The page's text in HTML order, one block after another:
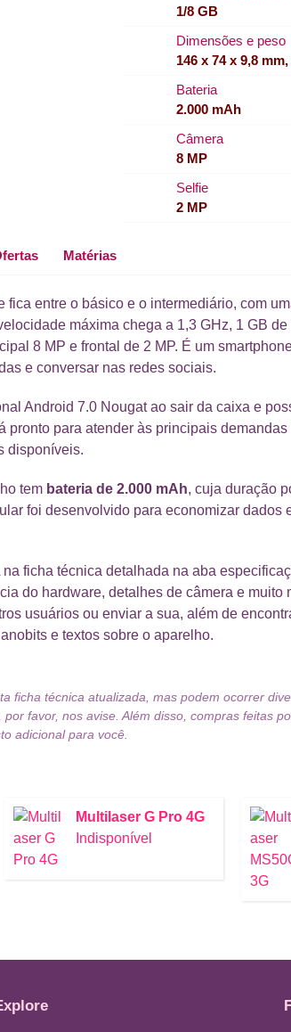
1/8 GB
Dimensões e peso
146 x 74 x 9,8
Bateria
2.000 mAh
Câmera
8 MP
Selfie
2 MP
Matérias
fica entre o básico e o intermediário, com
máxima chega a 1,3 GHz, 1 GB
8 MP e frontal de 2 MP. É um
e conversar nas redes sociais.
Android 7.0 Nougat ao sair da caixa e
pronto para atender às principais
disponíveis.
tem bateria de 2.000 mAh, cuja duração
foi desenvolvido para economizar dados
na ficha técnica detalhada na aba
do hardware, detalhes de câmera e muito
usuários ou enviar a sua, além de
e textos sobre o aparelho.
ficha técnica atualizada, mas podem ocorrer
favor, nos avise. Além disso, compras feitas
adicional para você.
Multilaser G Pro 4G
Indisponível